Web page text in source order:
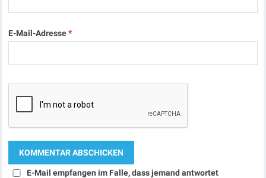
E-Mail-Adresse*
E-Mail empfangen im Falle, dass jemand antwortet